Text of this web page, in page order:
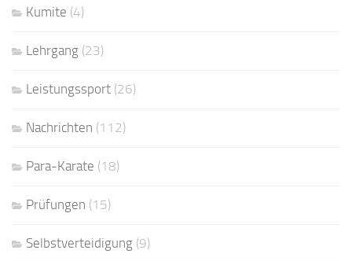
Kumite (4)
Lehrgang (23)
Leistungssport (26)
Nachrichten (112)
Para-Karate (18)
Prüfungen (15)
Selbstverteidigung (9)